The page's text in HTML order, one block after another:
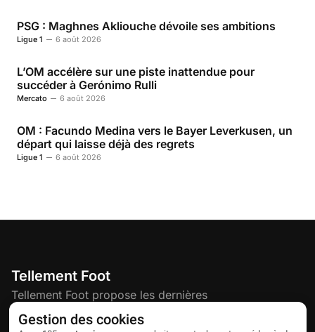
PSG : Maghnes Akliouche dévoile ses ambitions
Ligue 1 6 août 2026
L’OM accélère sur une piste inattendue pour
succéder à Gerónimo Rulli
Mercato 6 août 2026
OM : Facundo Medina vers le Bayer Leverkusen, un
départ qui laisse déjà des regrets
Ligue 1 6 août 2026
Tellement Foot
Tellement Foot propose les dernières
actualités et nouveautés créatives dédiées
au football.
Gestion des cookies